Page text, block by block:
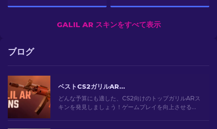
GALIL AR スキンをすべて表示
ブログ
ベストCS2ガリルARスキン（予算毎）：完全ガイド[2026]
どんな予算にも適した、CS2向けのトップガリルARス
キンを発見しましょう！ゲームプレイを向上させる良